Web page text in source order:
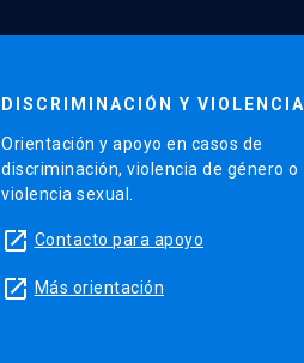
DISCRIMINACIÓN Y VIOLENCIA
Orientación y apoyo en casos de
discriminación, violencia de género o
violencia sexual.
launch Contacto para apoyo
launch Más orientación